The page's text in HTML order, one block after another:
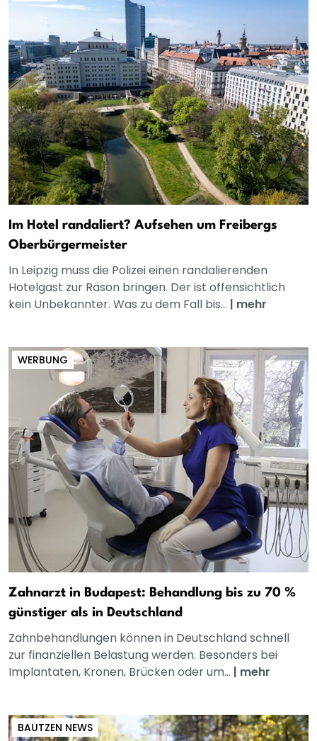
Im Hotel randaliert? Aufsehen um Freibergs
Oberbürgermeister
In Leipzig muss die Polizei einen randalierenden
Hotelgast zur Räson bringen. Der ist offensichtlich
kein Unbekannter. Was zu dem Fall bis... | mehr
WERBUNG
Zahnarzt in Budapest: Behandlung bis zu 70 %
günstiger als in Deutschland
Zahnbehandlungen können in Deutschland schnell
zur finanziellen Belastung werden. Besonders bei
Implantaten, Kronen, Brücken oder um... | mehr
BAUTZEN NEWS